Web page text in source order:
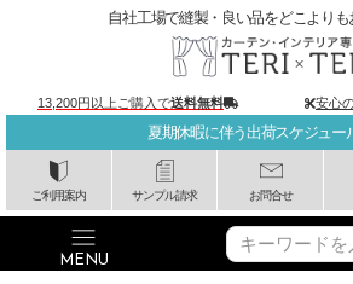
夏期休暇に伴う出荷スケジュー
ご利用案内 サンプル請求 お問合せ
自社工場で縫製・良い品をどこより
13,200円以上ご購入で送料無料 安心